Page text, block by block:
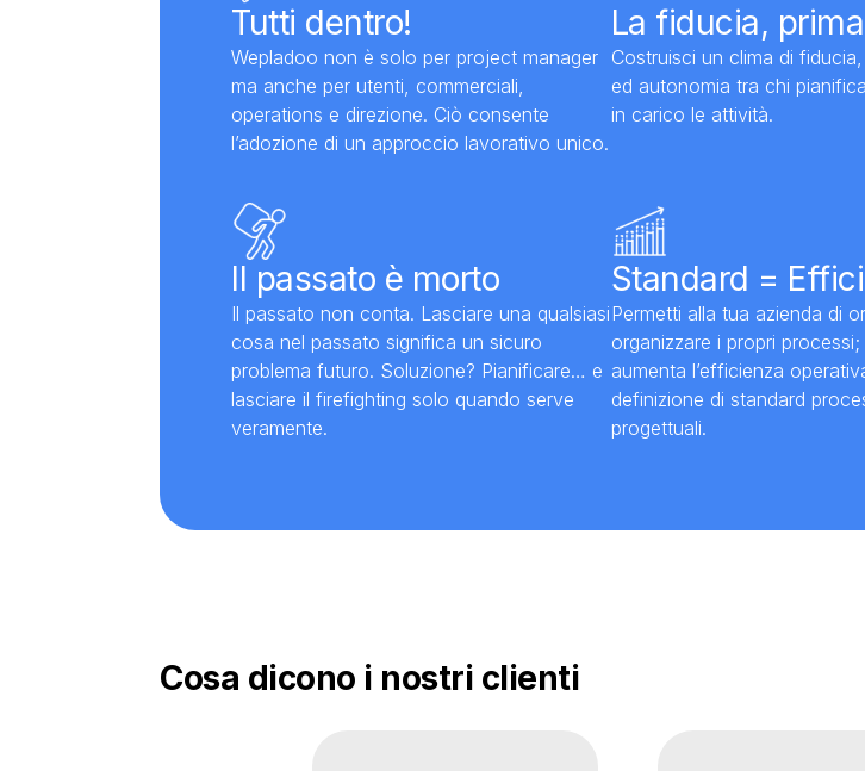
Tutti dentro!
Wepladoo non è solo per project manager
ma anche per utenti, commerciali,
operations e direzione. Ciò consente
l’adozione di un approccio lavorativo unico.
La fiducia,
Costruisci un clima di
ed autonomia tra chi
in carico le attività.
Il passato è morto
Il passato non conta. Lasciare una qualsiasi
cosa nel passato significa un sicuro
problema futuro. Soluzione? Pianificare… e
lasciare il firefighting solo quando serve
veramente.
Standard =
Permetti alla tua azienda di
organizzare i propri
aumenta l’efficienza
definizione di standard
progettuali.
Cosa dicono i nostri clienti